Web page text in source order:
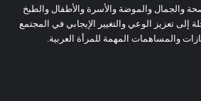
والجمال والموضة والأسرة والأطفال والطبخ
إلى تعزيز الوعي والتغيير الإيجابي في المجتمع
والمساهمات المهمة للمرأة العربية.